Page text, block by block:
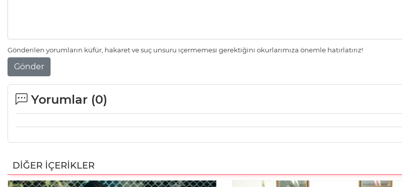
Gönderilen yorumların küfür, hakaret ve suç unsuru içermemesi gerektiğini okurlarımıza önemle hatırlatırız!
Gönder
Yorumlar (0)
DİĞER İÇERİKLER